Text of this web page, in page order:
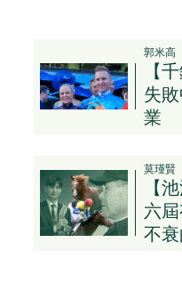
郭米高
【
失
業
莫瑾賢
【
六
不